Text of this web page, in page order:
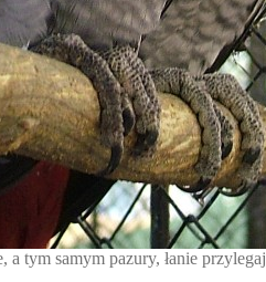
a tym samym pazury, łanie